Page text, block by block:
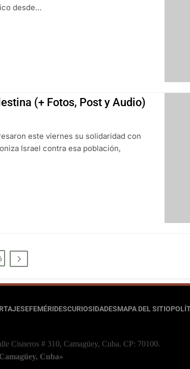
desde…
(+ Fotos, Post y Audio)
este viernes su solidaridad con
Israel contra esa población,
EFEMÉRIDESCURIOSIDADESMAPA DEL SITIO
Cisneros # 310, Camagüey, Cuba. CP: 70100.
Cuba»